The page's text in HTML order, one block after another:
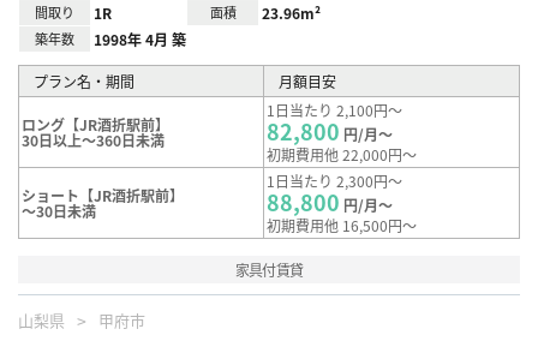
間取り 1R 面積 23.96m²
築年数 1998年 4月 築
プラン名・期間 月額目安
ロング【JR酒折駅前】
30日以上～360日未満
1日当たり 2,100円～
82,800 円/月～
初期費用他 22,000円～
ショート【JR酒折駅前】
～30日未満
1日当たり 2,300円～
88,800 円/月～
初期費用他 16,500円～
家具付賃貸
山梨県 甲府市